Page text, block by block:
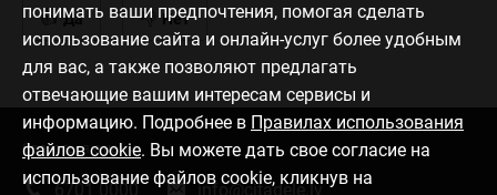
Да Нет
понимать ваши предпочтения, помогая сделать
использование сайта и онлайн-услуг более удобным
для вас, а также позволяют предлагать
отвечающие вашим интересам сервисы и
информацию. Подробнее в Правилах использования
файлов cookie. Вы можете дать свое согласие на
использование файлов cookie, кликнув на
Связаться с нами
6701 0000 info@citadele.lv